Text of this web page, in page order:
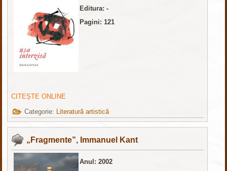
Editura: -
Pagini: 121
CITEȘTE ONLINE
Categorie:
Literatură artistică
„Fragmente”, Immanuel Kant
Anul: 2002